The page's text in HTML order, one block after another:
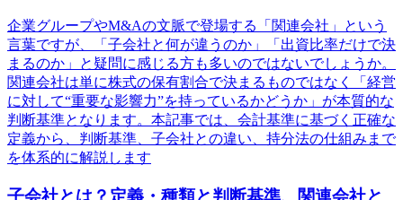
企業グループやM&Aの文脈で登場する「関連会社」という
言葉ですが、「子会社と何が違うのか」「出資比率だけで決
まるのか」と疑問に感じる方も多いのではないでしょうか。
関連会社は単に株式の保有割合で決まるものではなく「経営
に対して“重要な影響力”を持っているかどうか」が本質的な
判断基準となります。本記事では、会計基準に基づく正確な
定義から、判断基準、子会社との違い、持分法の仕組みまで
を体系的に解説します
子会社とは？定義・種類と判断基準、関連会社と